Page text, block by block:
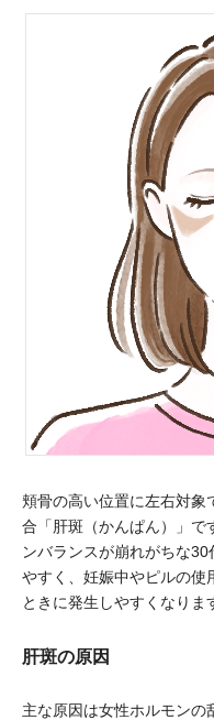
頬骨の高い位置に左右対象
合「肝斑（かんぱん）」で
ンバランスが崩れがちな
やすく、妊娠中やピルの使
ときに発生しやすくなりま
肝斑の原因
主な原因は女性ホルモンの